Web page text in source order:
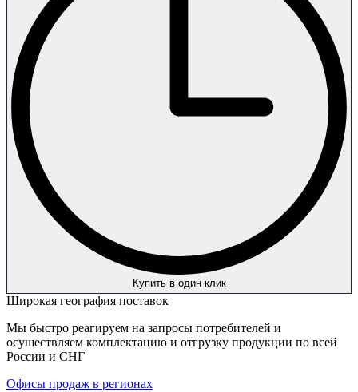
Купить в один клик
Широкая география поставок
Мы быстро реагируем на запросы потребителей и
осуществляем комплектацию и отгрузку продукции по всей
России и СНГ
Офисы продаж в регионах